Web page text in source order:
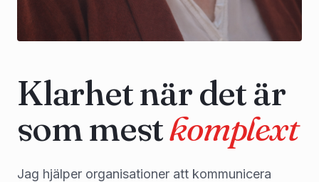
Klarhet när det är
som mestkomplext
Jag hjälper organisationer att kommunicera